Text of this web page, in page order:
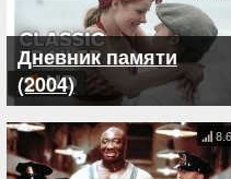
Дневник памяти
(2004)
8.6